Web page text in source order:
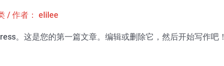
/ 作者： elilee
。这是您的第一篇文章。编辑或删除它，然后开始写作吧！